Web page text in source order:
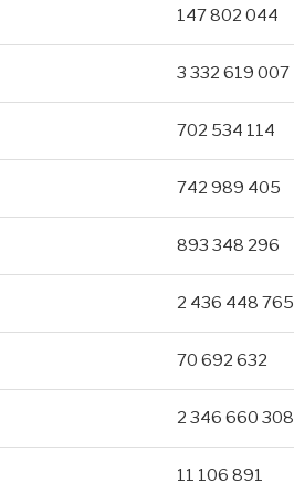
147 802 044
3 332 619 007
702 534 114
742 989 405
893 348 296
2 436 448 765
70 692 632
2 346 660 308
11 106 891